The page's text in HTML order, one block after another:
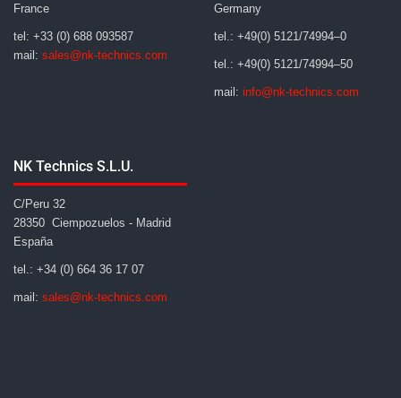
France
tel: +33 (0) 688 093587
mail: sales@nk-technics.com
Germany
tel.: +49(0) 5121/74994–0
tel.: +49(0) 5121/74994–50
mail: info@nk-technics.com
NK Technics S.L.U.
C/Peru 32
28350 Ciempozuelos - Madrid
España
tel.: +34 (0) 664 36 17 07
mail: sales@nk-technics.com